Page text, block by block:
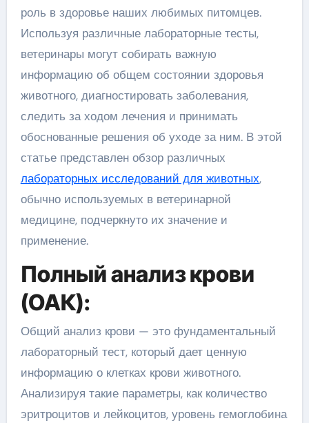
роль в здоровье наших любимых питомцев.
Используя различные лабораторные тесты,
ветеринары могут собирать важную
информацию об общем состоянии здоровья
животного, диагностировать заболевания,
следить за ходом лечения и принимать
обоснованные решения об уходе за ним. В этой
статье представлен обзор различных
лабораторных исследований для животных,
обычно используемых в ветеринарной
медицине, подчеркнуто их значение и
применение.
Полный анализ крови
(ОАК):
Общий анализ крови — это фундаментальный
лабораторный тест, который дает ценную
информацию о клетках крови животного.
Анализируя такие параметры, как количество
эритроцитов и лейкоцитов, уровень гемоглобина